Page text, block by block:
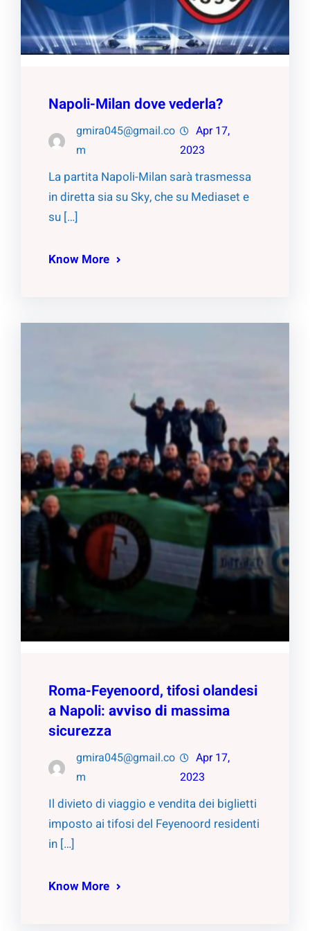
Napoli-Milan dove vederla?
gmira045@gmail.co
m
Apr 17,
2023
La partita Napoli-Milan sarà trasmessa
in diretta sia su Sky, che su Mediaset e
su […]
Know More
Roma-Feyenoord, tifosi olandesi
a Napoli:avvisodi massima
sicurezza
gmira045@gmail.co
m
Apr 17,
2023
Il divieto di viaggio e vendita dei biglietti
imposto ai tifosi del Feyenoord residenti
in […]
Know More